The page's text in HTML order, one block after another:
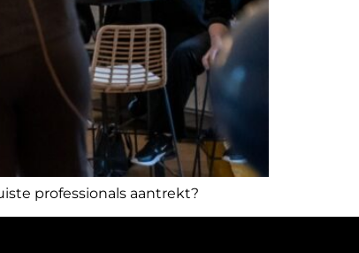
professionals aantrekt?